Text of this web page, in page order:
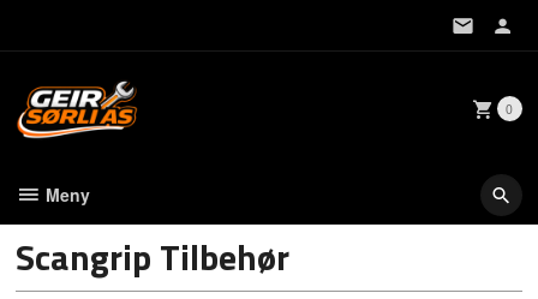
0
Meny
Scangrip Tilbehør